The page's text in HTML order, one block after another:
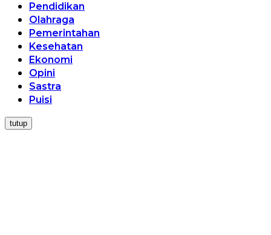
Pendidikan
Olahraga
Pemerintahan
Kesehatan
Ekonomi
Opini
Sastra
Puisi
tutup